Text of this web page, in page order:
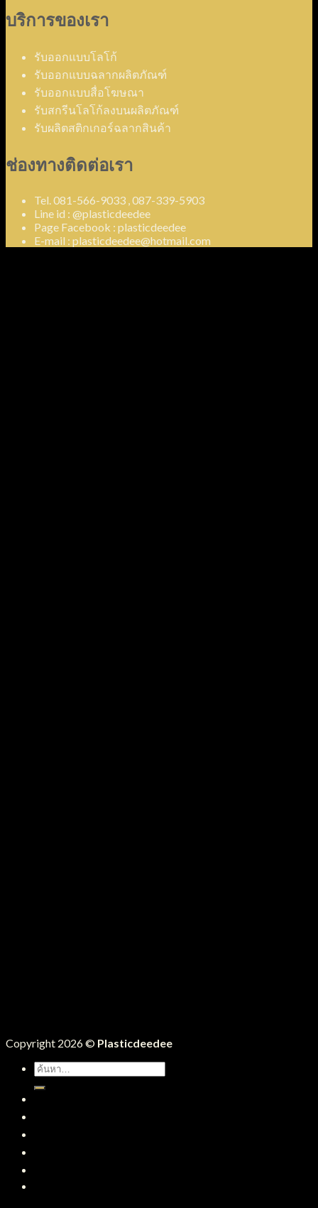
บริการของเรา
รับออกแบบโลโก้
รับออกแบบฉลากผลิตภัณฑ์
รับออกแบบสื่อโฆษณา
รับสกรีนโลโก้ลงบนผลิตภัณฑ์
รับผลิตสติกเกอร์ฉลากสินค้า
ช่องทางติดต่อเรา
Tel. 081-566-9033 , 087-339-5903
Line id : @plasticdeedee
Page Facebook : plasticdeedee
E-mail : plasticdeedee@hotmail.com
Copyright 2026 © Plasticdeedee
ค้นหา: